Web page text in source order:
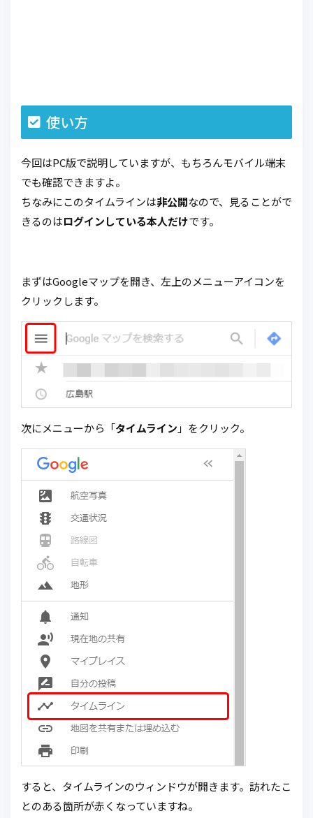
使い方
今回はPC版で説明していますが、もちろんモバイル端末
でも確認できますよ。
ちなみにこのタイムラインは非公開なので、見ることがで
きるのはログインしている本人だけです。
まずはGoogleマップを開き、左上のメニューアイコンを
クリックします。
次にメニューから「タイムライン 」をクリック。
すると、タイムラインのウィンドウが開きます。訪れたこ
とのある箇所が赤くなっていますね。